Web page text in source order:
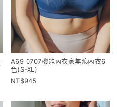
A69 0707機能內衣家無痕內衣6
色(S-XL)
945